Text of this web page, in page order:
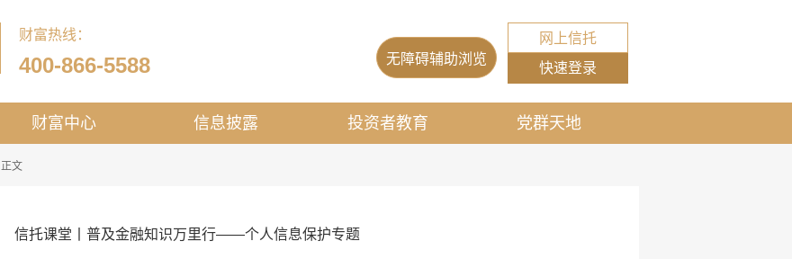
财富热线：
400-866-5588
网上信托
快速登录
无障碍辅助浏览
财富中心 信息披露 投资者教育 党群天地
正文
信托课堂丨普及金融知识万里行——个人信息保护专题